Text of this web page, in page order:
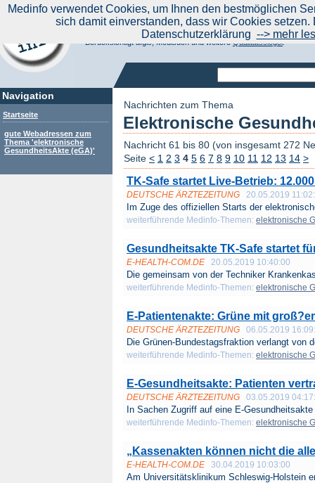
Navigation
Startseite
gute Webadressen zum
Thema 'elektronische
GesundheitsAkte (eGA)'
Aktuelle Nachrichten|
Suchen Sie noch oder Finden Sie schon?
Medinfo.de - Meta-Portal für Gesundheitsthemen
Berücksichtigt afgis, Medisuch und weitereQualitätssiegel.
Nachrichten zum Thema
Elektronische
Nachricht 61 bis 80 (von insgesamt 272
Seite < 1 2 3 4 5 6 7 8 9 10 11 12 13 14 >
TK-Safe startet Live-Betrieb:
DEUTSCHE ÄRZTEZEITUNG 20.05.2019
Im Zuge des offiziellen Starts der
weiterführende Medinfo-Themen: elektronische
Gesundheitsakte TK-Safe startet
E-HEALTH-COM.DE 20.05.2019 10:40:00
Die gemeinsam von der Techniker
weiterführende Medinfo-Themen: elektronische
E-Patientenakte: Grüne mit
DEUTSCHE ÄRZTEZEITUNG 06.05.2019
Die Grünen-Bundestagsfraktion verlangt von
weiterführende Medinfo-Themen: elektronische
E-Gesundheitsakte: Patienten
DEUTSCHE ÄRZTEZEITUNG 03.05.2019
In Sachen Zugriff auf eine E-
weiterführende Medinfo-Themen: elektronische
„Kassenakten können nicht die
E-HEALTH-COM.DE 30.04.2019 10:03:00
Am Universitätsklinikum Schleswig-Holstein
Medinfo verwendet Cookies, um Ihnen den bestmöglichen
sich damit einverstanden, dass wir Cookies
Datenschutzerklärung --> mehr